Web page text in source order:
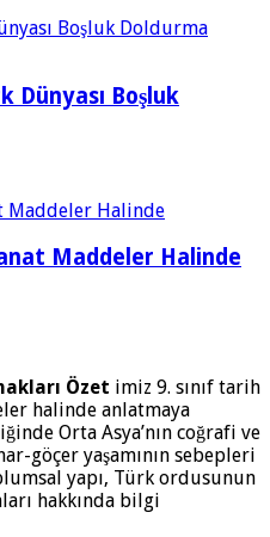
Dünyası Boşluk
Maddeler Halinde
Özet imiz 9. sınıf tarih
halinde anlatmaya
Orta Asya’nın coğrafi ve
göçer yaşamının sebepleri
yapı, Türk ordusunun
hakkında bilgi